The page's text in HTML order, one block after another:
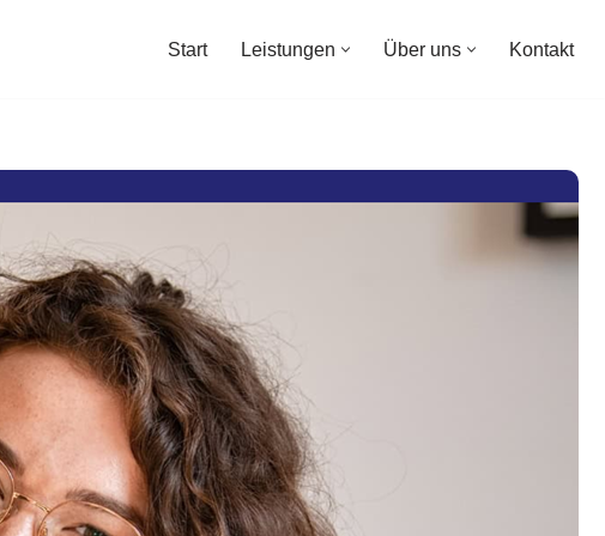
Start Leistungen Über uns Kontakt